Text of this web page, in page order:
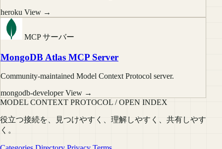
heroku View →
MCP サーバー
MongoDB Atlas MCP Server
Community-maintained Model Context Protocol server.
mongodb-developer View →
MODEL CONTEXT PROTOCOL / OPEN INDEX
役立つ接続を、見つけやすく、理解しやすく、共有しやす
く。